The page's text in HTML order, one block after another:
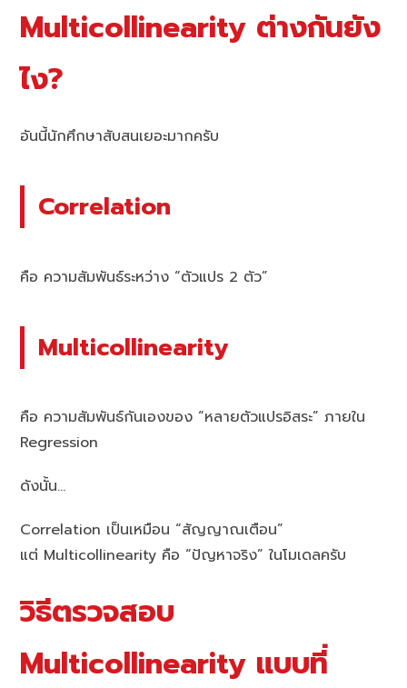
Multicollinearity ต่างกันยัง
ไง?
อันนี้นักศึกษาสับสนเยอะมากครับ
Correlation
คือ ความสัมพันธ์ระหว่าง “ตัวแปร 2 ตัว”
Multicollinearity
คือ ความสัมพันธ์กันเองของ “หลายตัวแปรอิสระ” ภายใน
Regression
ดังนั้น…
Correlation เป็นเหมือน “สัญญาณเตือน”
แต่ Multicollinearity คือ “ปัญหาจริง” ในโมเดลครับ
วิธีตรวจสอบ
Multicollinearity แบบที่